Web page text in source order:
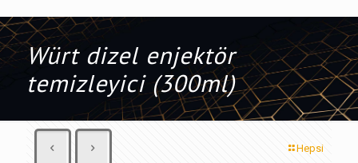
Würt dizel enjektör
temizleyici (300ml)
Hepsi